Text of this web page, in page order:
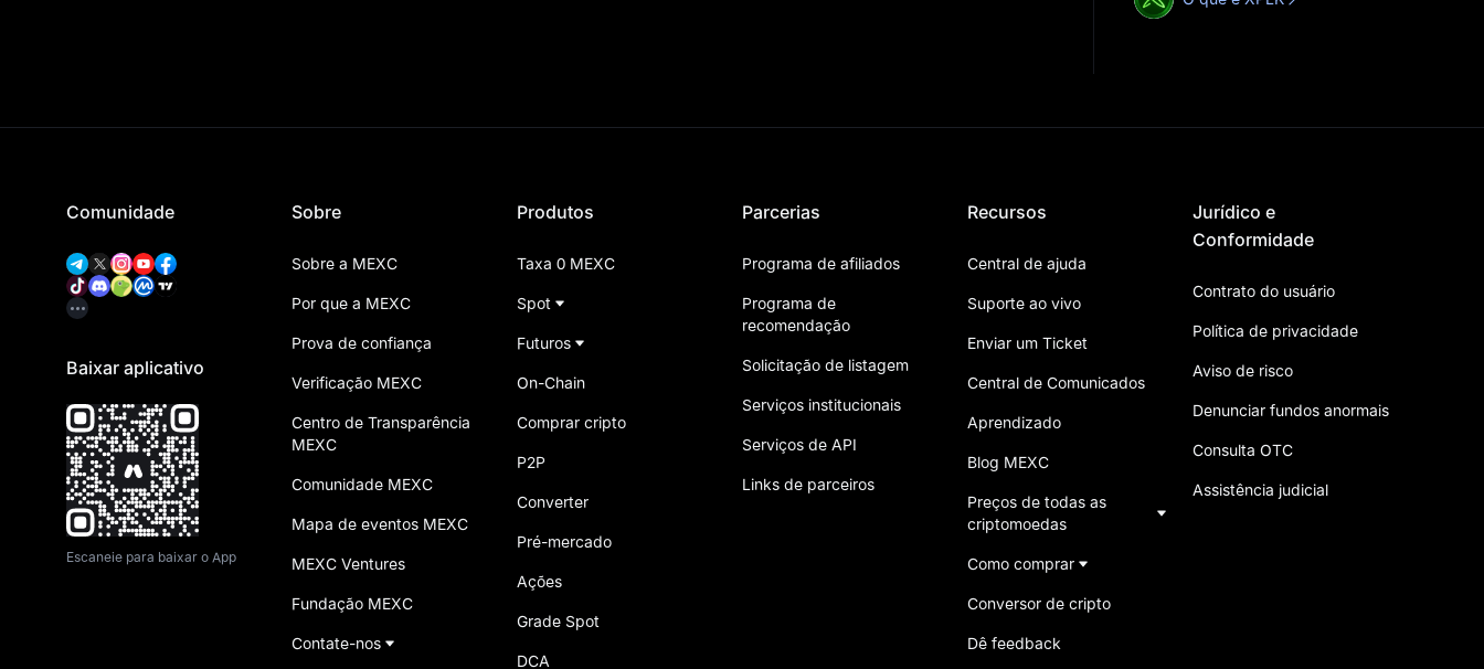
Comunidade
Baixar aplicativo
Escaneie para baixar o App
Sobre
Sobre a MEXC
Por que a MEXC
Prova de confiança
Verificação MEXC
Centro de Transparência
MEXC
Comunidade MEXC
Mapa de eventos MEXC
MEXC Ventures
Fundação MEXC
Contate-nos
Produtos
Taxa 0 MEXC
Spot
Futuros
On-Chain
Comprar cripto
P2P
Converter
Pré-mercado
Ações
Grade Spot
DCA
Parcerias
Programa de afiliados
Programa de
recomendação
Solicitação de listagem
Serviços institucionais
Serviços de API
Links de parceiros
Recursos
Central de ajuda
Suporte ao vivo
Enviar um Ticket
Central de Comunicados
Aprendizado
Blog MEXC
Preços de todas as
criptomoedas
Como comprar
Conversor de cripto
Dê feedback
Jurídico e
Conformidade
Contrato do usuário
Política de privacidade
Aviso de risco
Denunciar fundos anormais
Consulta OTC
Assistência judicial